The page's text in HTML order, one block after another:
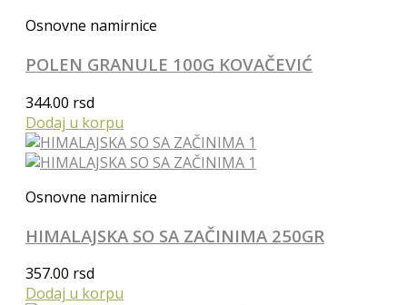
Osnovne namirnice
POLEN GRANULE 100G KOVAČEVIĆ
344.00 rsd
Dodaj u korpu
Osnovne namirnice
HIMALAJSKA SO SA ZAČINIMA 250GR
357.00 rsd
Dodaj u korpu